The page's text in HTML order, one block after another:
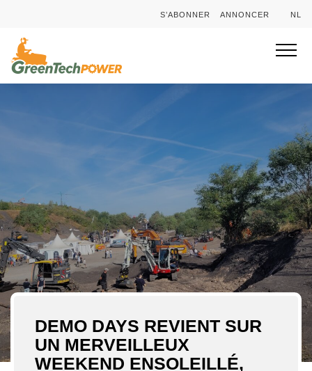
S’ABONNER ANNONCER NL
DEMO DAYS REVIENT SUR
UN MERVEILLEUX
WEEKEND ENSOLEILLÉ,